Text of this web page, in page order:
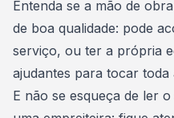
Entenda se a mão de
de boa qualidade: pode
serviço, ou ter a própria
ajudantes para tocar toda
E não se esqueça de ler